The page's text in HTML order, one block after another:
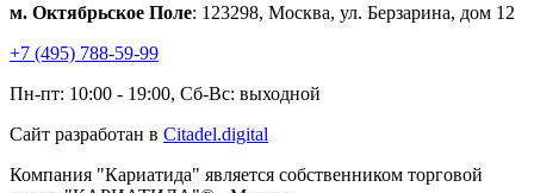
м. Октябрьское Поле: 123298, Москва, ул. Берзарина, дом 12
+7 (495) 788-59-99
Пн-пт: 10:00 - 19:00, Сб-Вс: выходной
Сайт разработан в Citadel.digital
Компания "Кариатида" является собственником торговой